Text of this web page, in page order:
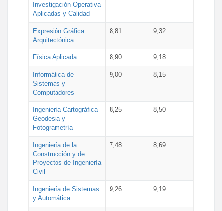
Investigación Operativa
Aplicadas y Calidad
Expresión Gráfica
Arquitectónica
8,81 9,32
Física Aplicada 8,90 9,18
Informática de
Sistemas y
Computadores
9,00 8,15
Ingeniería Cartográfica
Geodesia y
Fotogrametría
8,25 8,50
Ingeniería de la
Construcción y de
Proyectos de Ingeniería
Civil
7,48 8,69
Ingeniería de Sistemas
y Automática
9,26 9,19